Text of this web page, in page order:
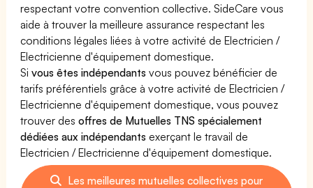
respectant votre convention collective. SideCare vous
aide à trouver la meilleure assurance respectant les
conditions légales liées à votre activité de Electricien /
Electricienne d'équipement domestique.
Sivous êtes indépendants vous pouvez bénéficier de
tarifs préférentiels grâce à votre activité de Electricien /
Electricienne d'équipement domestique, vous pouvez
trouver desoffres de Mutuelles TNS spécialement
dédiées aux indépendants exerçant le travail de
Electricien / Electricienne d'équipement domestique.
Les meilleures mutuelles collectives pour